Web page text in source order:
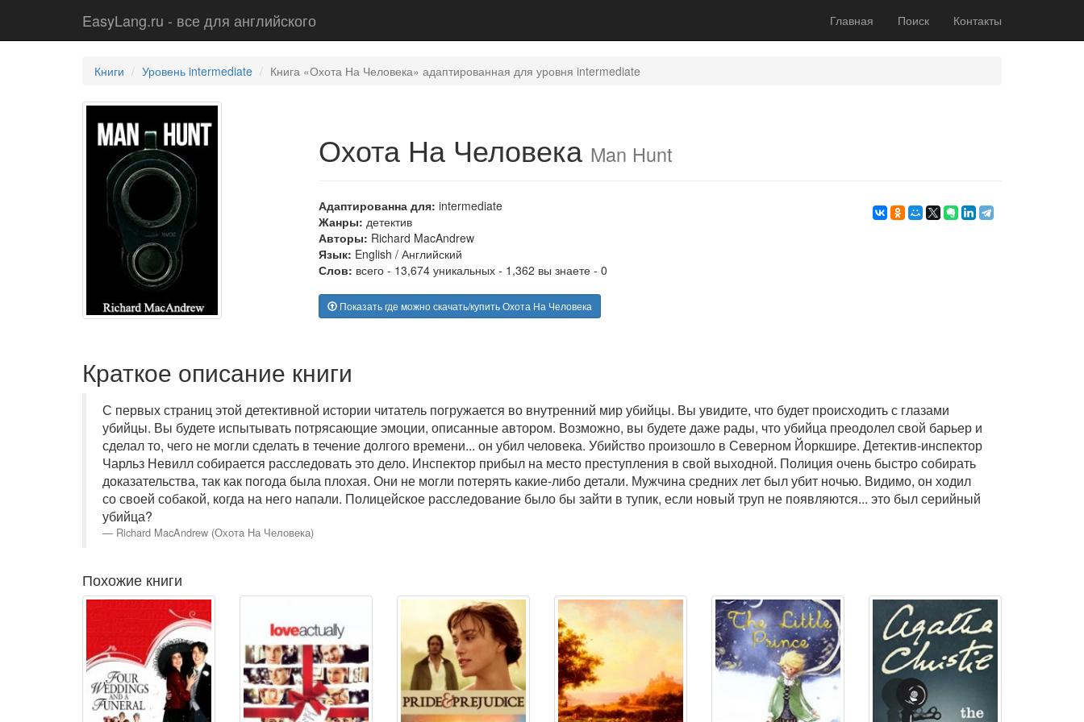
EasyLang.ru - все для английского Главная Поиск Контакты
Книги Уровень intermediate Книга «Охота На Человека» адаптированная для уровня intermediate
Охота На Человека Man Hunt
Адаптированна для: intermediate
Жанры: детектив
Авторы: Richard MacAndrew
Язык: English / Английский
Слов: всего - 13,674 уникальных - 1,362 вы знаете - 0
Показать где можно скачать/купить Охота На Человека
Краткое описание книги
С первых страниц этой детективной истории читатель погружается во внутренний мир убийцы. Вы увидите, что будет происходить с глазами
убийцы. Вы будете испытывать потрясающие эмоции, описанные автором. Возможно, вы будете даже рады, что убийца преодолел свой барьер и
сделал то, чего не могли сделать в течение долгого времени... он убил человека. Убийство произошло в Северном Йоркшире. Детектив-инспектор
Чарльз Невилл собирается расследовать это дело. Инспектор прибыл на место преступления в свой выходной. Полиция очень быстро собирать
доказательства, так как погода была плохая. Они не могли потерять какие-либо детали. Мужчина средних лет был убит ночью. Видимо, он ходил
со своей собакой, когда на него напали. Полицейское расследование было бы зайти в тупик, если новый труп не появляются... это был серийный
убийца?
Richard MacAndrew (Охота На Человека)
Похожие книги